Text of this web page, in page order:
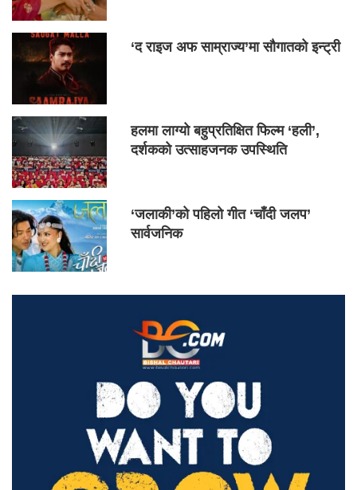
‘द राइज अफ साम्राज्य’मा सौगातको इन्ट्री
हलमा लाग्यो बहुप्रतिक्षित फिल्म ‘हली’,
दर्शकको उत्साहजनक उपस्थिति
‘जलाकी’को पहिलो गीत ‘चाँदी जलप’
सार्वजनिक